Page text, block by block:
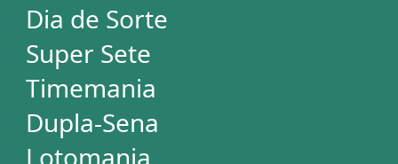
Mega-Sena
Lotofácil
Quina
+Milionária
Dia de Sorte